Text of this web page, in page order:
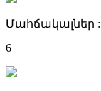
Մահճակալներ :
6